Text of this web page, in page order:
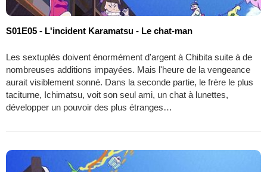
S01E05 - L'incident Karamatsu - Le chat-man
Les sextuplés doivent énormément d'argent à Chibita suite à de
nombreuses additions impayées. Mais l'heure de la vengeance
aurait visiblement sonné. Dans la seconde partie, le frère le plus
taciturne, Ichimatsu, voit son seul ami, un chat à lunettes,
développer un pouvoir des plus étranges…